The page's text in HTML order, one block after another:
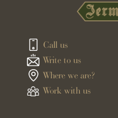
Call us
Write to us
Where we are?
Work with us